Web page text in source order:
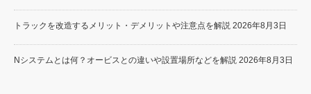
トラックを改造するメリット・デメリットや注意点を解説 2026年8月3日
Nシステムとは何？オービスとの違いや設置場所などを解説 2026年8月3日